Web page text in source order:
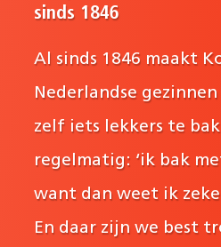
sinds 1846
Al sinds 1846 maakt
Nederlandse
zelf iets lekkers te
regelmatig: ‘ik bak
want dan weet ik
En daar zijn we best